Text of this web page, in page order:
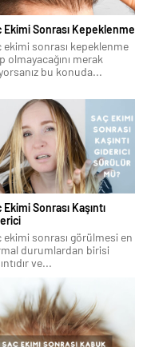
Ekimi Sonrası Kepeklenme
ekimi sonrası kepeklenme
olmayacağını merak
bu konuda...
Ekimi Sonrası Kaşıntı
ekimi sonrası görülmesi en
durumlardan birisi
ve...